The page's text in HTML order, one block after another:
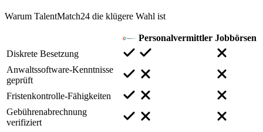
Warum TalentMatch24 die klügere Wahl ist
Personalvermittler Jobbörsen
Diskrete Besetzung
Anwaltssoftware-Kenntnisse
geprüft
Fristenkontrolle-Fähigkeiten
Gebührenabrechnung
verifiziert